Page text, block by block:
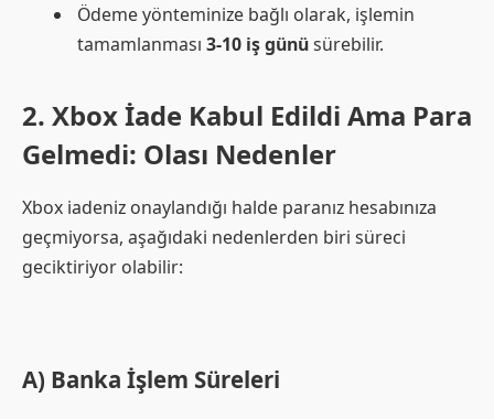
Ödeme yönteminize bağlı olarak, işlemin
tamamlanması 3-10 iş günüsürebilir.
2. Xbox İade Kabul Edildi Ama Para
Gelmedi: Olası Nedenler
Xbox iadeniz onaylandığı halde paranız hesabınıza
geçmiyorsa, aşağıdaki nedenlerden biri süreci
geciktiriyor olabilir:
A) Banka İşlem Süreleri